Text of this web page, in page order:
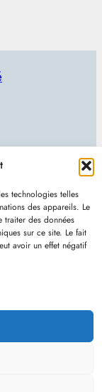
technologies telles
des appareils. Le
traiter des données
sur ce site. Le fait
avoir un effet négatif
–Sans
indépendant
société –